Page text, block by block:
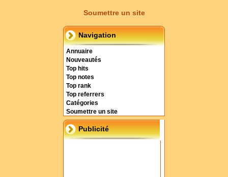
Soumettre un site
Navigation
Annuaire
Nouveautés
Top hits
Top notes
Top rank
Top referrers
Catégories
Soumettre un site
Publicité